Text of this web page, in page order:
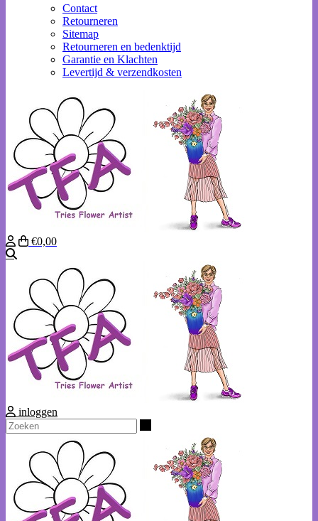
Contact
Retourneren
Sitemap
Retourneren en bedenktijd
Garantie en Klachten
Levertijd & verzendkosten
€0,00
inloggen